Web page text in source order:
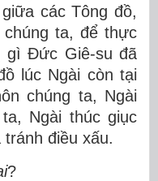
các Tông đồ,
ta, để thực
gì Đức Giê-su đã
lúc Ngài còn tại
chúng ta, Ngài
Ngài thúc giục
điều xấu.
?